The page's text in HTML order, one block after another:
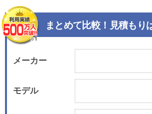
まとめて比較！見積もり
メーカー
モデル